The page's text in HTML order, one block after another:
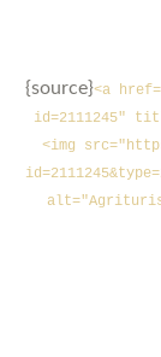
{source}<a
id=2111245"
<img